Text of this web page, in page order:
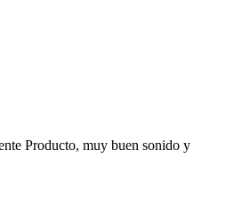
Producto, muy buen sonido y